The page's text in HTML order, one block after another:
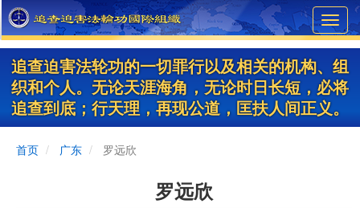
Skip
to
main
content
追查迫害法轮功的一切罪行以及相关的机构、组
织和个人。无论天涯海角，无论时日长短，必将
追查到底；行天理，再现公道，匡扶人间正义。
首页 广东 罗远欣
罗远欣